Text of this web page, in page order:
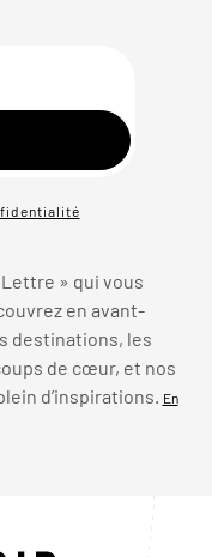
» qui vous
en avant-
destinations, les
de cœur, et nos
d’inspirations.
En